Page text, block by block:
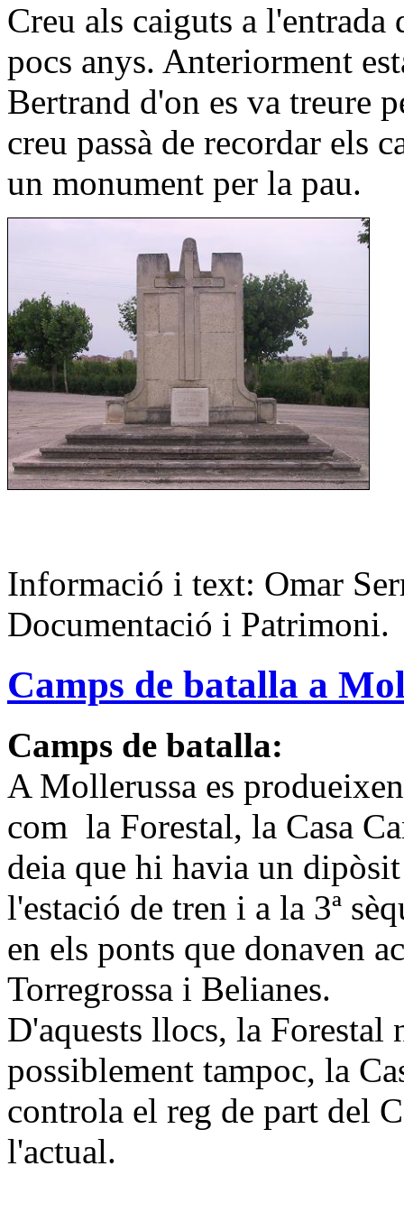
Creu als caiguts a
pocs anys. Anteriorment
Bertrand d'on es va treure
creu passà de recordar els
un monument per la pau.
Informació i text: Omar
Documentació i Patrimoni.
Camps de batalla a
Camps de batalla:
A Mollerussa es
com la Forestal, la Casa
deia que hi havia un
l'estació de tren i a la 3ª
en els ponts que donaven
Torregrossa i Belianes.
D'aquests llocs, la
possiblement tampoc, la
controla el reg de part del
l'actual.